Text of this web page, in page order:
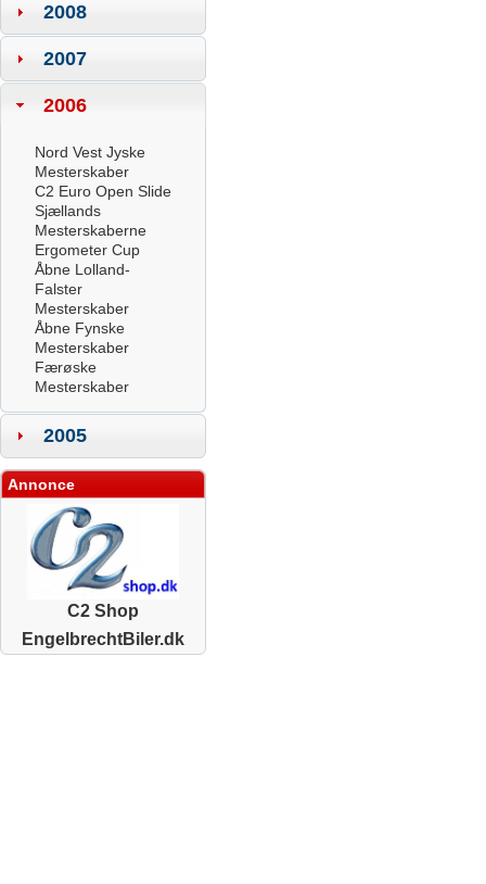
2008
2007
2006
Nord Vest Jyske
Mesterskaber
C2 Euro Open Slide
Sjællands
Mesterskaberne
Ergometer Cup
Åbne Lolland-
Falster
Mesterskaber
Åbne Fynske
Mesterskaber
Færøske
Mesterskaber
2005
Annonce
C2 Shop
EngelbrechtBiler.dk